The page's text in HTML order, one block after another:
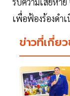
เพื่อฟ้องร้องดำ
ข่าวที่เกี่ย